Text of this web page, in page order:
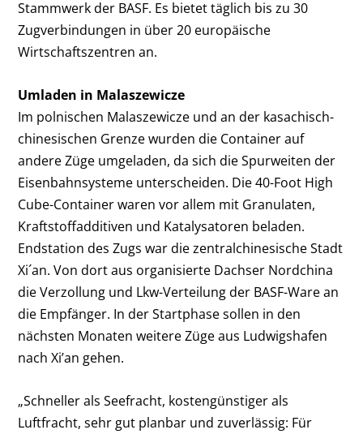
Stammwerk der BASF. Es bietet täglich bis zu 30
Zugverbindungen in über 20 europäische
Wirtschaftszentren an.
Umladen in Malaszewicze
Im polnischen Malaszewicze und an der kasachisch-
chinesischen Grenze wurden die Container auf
andere Züge umgeladen, da sich die Spurweiten der
Eisenbahnsysteme unterscheiden. Die 40-Foot High
Cube-Container waren vor allem mit Granulaten,
Kraftstoffadditiven und Katalysatoren beladen.
Endstation des Zugs war die zentralchinesische Stadt
Xi´an. Von dort aus organisierte Dachser Nordchina
die Verzollung und Lkw-Verteilung der BASF-Ware an
die Empfänger. In der Startphase sollen in den
nächsten Monaten weitere Züge aus Ludwigshafen
nach Xi’an gehen.
„Schneller als Seefracht, kostengünstiger als
Luftfracht, sehr gut planbar und zuverlässig: Für